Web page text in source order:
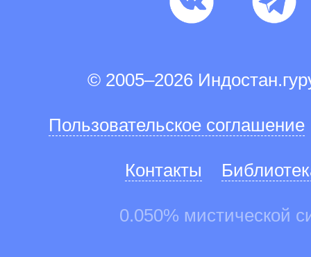
© 2005–2026
Пользовательское соглашение
Контакты
0.050% мистической